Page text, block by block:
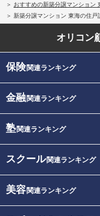
おすすめの新築分譲マンション
新築分譲マンション 東海の住戸
オリコン
保険関連ランキング
金融関連ランキング
塾関連ランキング
スクール関連ランキング
美容関連ランキング